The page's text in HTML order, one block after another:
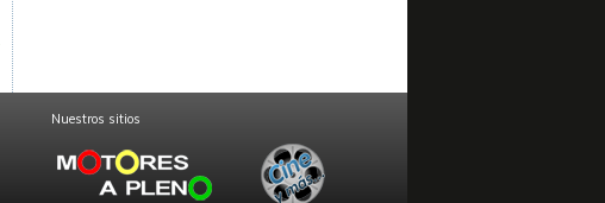
Nuestros sitios